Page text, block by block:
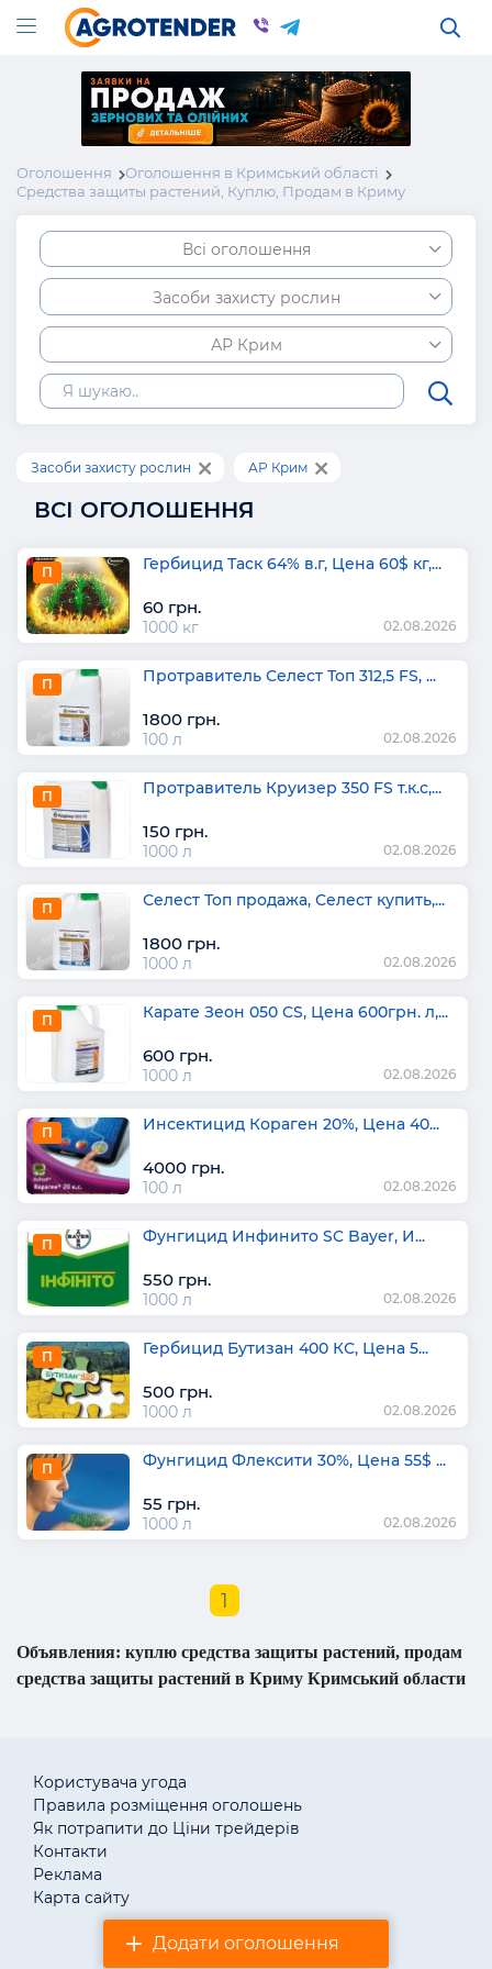
Оголошення
Оголошення в Кримський області
Средства защиты растений, Куплю, Продам в Криму
Всі оголошення
Засоби захисту рослин
АР Крим
Засоби захисту рослин АР Крим
ВСІ ОГОЛОШЕННЯ
П Гербицид Таск 64% в.г, Цена 60$ кг,...
60 грн.
1000 кг 02.08.2026
П Протравитель Селест Топ 312,5 FS, ...
1800 грн.
100 л 02.08.2026
П Протравитель Круизер 350 FS т.к.с,...
150 грн.
1000 л 02.08.2026
П Селест Топ продажа, Селест купить,...
1800 грн.
1000 л 02.08.2026
П Карате Зеон 050 CS, Цена 600грн. л,...
600 грн.
1000 л 02.08.2026
П Инсектицид Кораген 20%, Цена 40...
4000 грн.
100 л 02.08.2026
П Фунгицид Инфинито SC Bayer, И...
550 грн.
1000 л 02.08.2026
П Гербицид Бутизан 400 КС, Цена 5...
500 грн.
1000 л 02.08.2026
П Фунгицид Флексити 30%, Цена 55$ ...
55 грн.
1000 л 02.08.2026
1
Объявления: куплю средства защиты растений, продам
средства защиты растений в Криму Кримський области
Додати оголошення
Користувача угода
Правила розміщення оголошень
Як потрапити до Ціни трейдерів
Контакти
Реклама
Карта сайту
© «АгротендерTM» 2011–2026